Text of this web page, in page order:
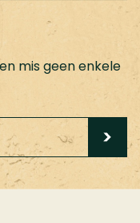
mis geen enkele